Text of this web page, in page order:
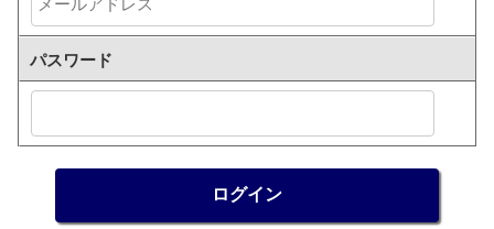
パスワード